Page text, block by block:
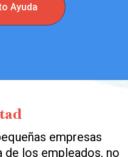
Ayuda
empresas
los empleados, no